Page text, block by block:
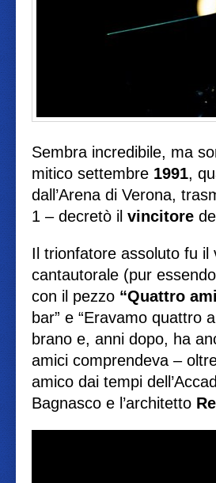
Sembra incredibile, ma
mitico settembre 1991,
dall’Arena di Verona,
1 – decretò il vincitore
Il trionfatore assoluto fu il
cantautorale (pur
con il pezzo “Quattro
bar” e “Eravamo quattro
brano e, anni dopo, ha
amici comprendeva –
amico dai tempi
Bagnasco e l’architetto